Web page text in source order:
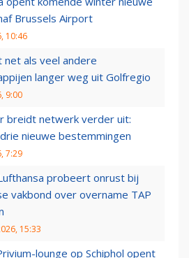
Brussels Airport
10:46
net als veel andere
langer weg uit Golfregio
9:00
breidt netwerk verder uit:
nieuwe bestemmingen
7:29
probeert onrust bij
vakbond over overname TAP
15:33
lounge op Schiphol opent